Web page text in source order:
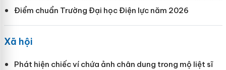
Điểm chuẩn Trường Đại học Điện lực năm 2026
Xã hội
Phát hiện chiếc ví chứa ảnh chân dung trong mộ liệt sĩ